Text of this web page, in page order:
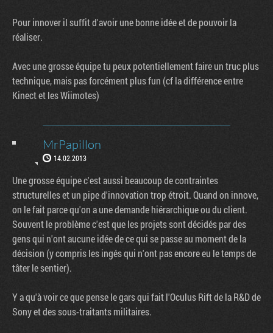
Pour innover il suffit d'avoir une bonne idée et de pouvoir la
réaliser.
Avec une grosse équipe tu peux potentiellement faire un truc plus
technique, mais pas forcément plus fun (cf la différence entre
Kinect et les Wiimotes)
MrPapillon
14.02.2013
Une grosse équipe c'est aussi beaucoup de contraintes
structurelles et un pipe d'innovation trop étroit. Quand on innove,
on le fait parce qu'on a une demande hiérarchique ou du client.
Souvent le problème c'est que les projets sont décidés par des
gens qui n'ont aucune idée de ce qui se passe au moment de la
décision (y compris les ingés qui n'ont pas encore eu le temps de
tâter le sentier).
Y a qu'à voir ce que pense le gars qui fait l'Oculus Rift de la R&D de
Sony et des sous-traitants militaires.